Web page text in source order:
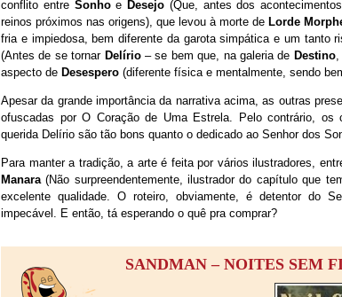
conflito entre Sonhoe Desejo (Que, antes dos
reinos próximos nas origens), que levou à morte de Lorde
fria e impiedosa, bem diferente da garota simpática e um tanto
(Antes de se tornar Delírio– se bem que, na galeria de Destino,
aspecto de Desespero (diferente física e mentalmente, sendo
Apesar da grande importância da narrativa acima, as outras
ofuscadas por O Coração de Uma Estrela. Pelo contrário,
querida Delírio são tão bons quanto o dedicado ao Senhor dos
Para manter a tradição, a arte é feita por vários ilustradores,
Manara(Não surpreendentemente, ilustrador do capítulo que
excelente qualidade. O roteiro, obviamente, é detentor do
impecável. E então, tá esperando o quê pra comprar?
SANDMAN – NOITES SEM